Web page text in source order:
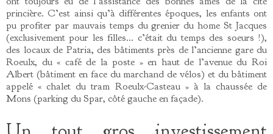
princière. C’est ainsi qu’à différentes époques, les enfants ont
pu profiter par mauvais temps du grenier du home St Jacques
(exclusivement pour les filles… c’était du temps des soeurs !),
des locaux de Patria, des bâtiments près de l’ancienne gare du
Roeulx, du « café de la poste » en haut de l’avenue du Roi
Albert (bâtiment en face du marchand de vélos) et du bâtiment
appelé « chalet du tram Roeulx-Casteau » à la chaussée de
Mons (parking du Spar, côté gauche en façade).